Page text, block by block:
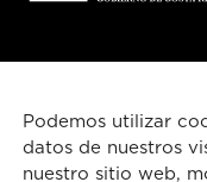
Podemos utilizar
datos de nuestros
nuestro sitio web,